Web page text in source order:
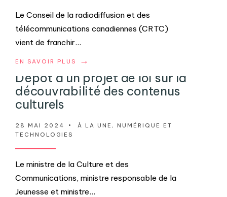
Le Conseil de la radiodiffusion et des
télécommunications canadiennes (CRTC)
vient de franchir...
EN SAVOIR PLUS →
Dépôt d’un projet de loi sur la
découvrabilité des contenus
culturels
28 MAI 2024 • À LA UNE , NUMÉRIQUE ET
TECHNOLOGIES
Le ministre de la Culture et des
Communications, ministre responsable de la
Jeunesse et ministre...